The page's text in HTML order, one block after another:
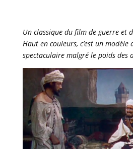
Un classique du film de guerre et
Haut en couleurs, c’est un
spectaculaire malgré le poids des